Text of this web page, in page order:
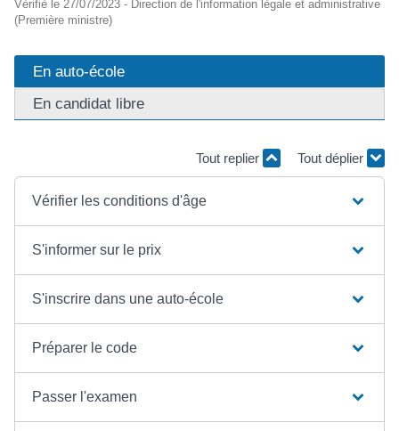
Vérifié le 27/07/2023 - Direction de l'information légale et administrative
(Première ministre)
En auto-école
En candidat libre
Tout replier Tout déplier
Vérifier les conditions d'âge
S'informer sur le prix
S'inscrire dans une auto-école
Préparer le code
Passer l'examen